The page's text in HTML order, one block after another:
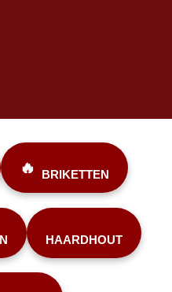
🔥 BRIKETTEN
HAARDHOUT